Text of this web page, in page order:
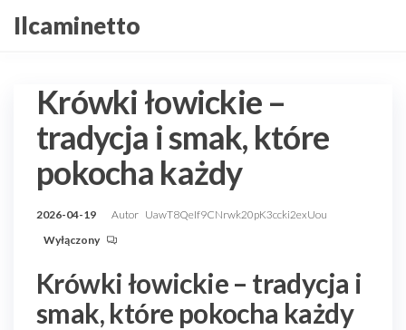
Przejdź
doIlcaminetto
Krówki łowickie –
tradycja i smak, które
pokocha każdy
2026-04-19 Autor UawT8QeIf9CNrwk20pK3ccki2exUou
Wyłączony
Krówki łowickie – tradycja i
smak, które pokocha każdy